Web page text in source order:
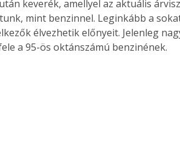
keverék, amellyel az aktuális
mint benzinnel. Leginkább a
élvezhetik előnyeit. Jelenleg
a 95-ös oktánszámú benzinének.